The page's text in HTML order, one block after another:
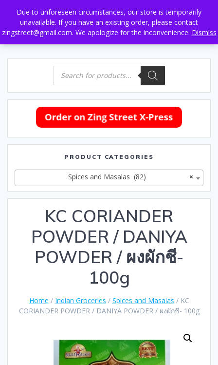
Due to unforeseen circumstances, our store is temporarily
unavailable. If you have an existing order, please contact
zingstreet@gmail.com. We apologize for the inconvenience. Dismiss
to
content
Products
search
PRODUCT CATEGORIES
×
Spices and Masalas (82)
KC CORIANDER
POWDER / DANIYA
POWDER / ผงผักชี-
100g
Home / Indian Groceries / Spices and Masalas / KC
CORIANDER POWDER / DANIYA POWDER / ผงผักชี- 100g